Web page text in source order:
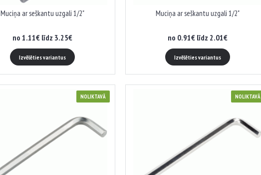
Muciņa ar seškantu uzgali 1/2"
no 1.11€ līdz 3.25€
Izvēlēties variantus
Muciņa ar seškantu uzgali 1/2"
no 0.91€ līdz 2.01€
Izvēlēties variantus
NOLIKTAVĀ NOLIKTAVĀ